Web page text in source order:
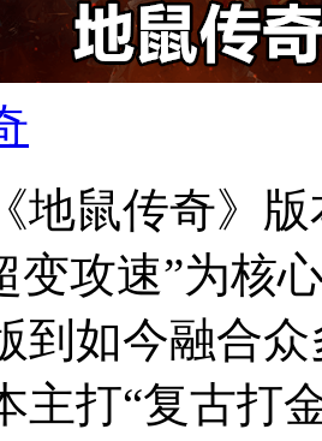
《地鼠传奇》
变攻速”为核
到如今融合
主打“复古打